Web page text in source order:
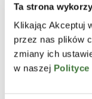
Ta strona
Klikając Akceptuj
przez nas plików
zmiany ich
w naszej Polityce
product.label.guide
Aplicar sobre el
los ojos. Utilizar 2-
INCI
Aqua (Water),